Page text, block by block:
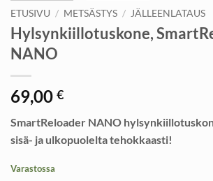
ETUSIVU / METSÄSTYS / JÄLLEENLATAUS
Hylsynkiillotuskone,
NANO
69,00 €
SmartReloader NANO
sisä- ja ulkopuolelta tehokkaasti!
Varastossa